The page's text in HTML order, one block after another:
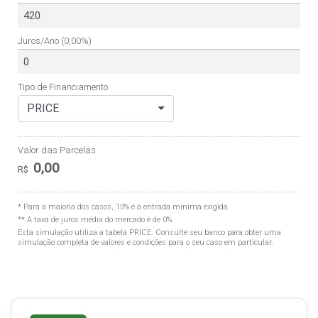
Juros/Ano (0,00%)
Tipo de Financiamento
PRICE
Valor das Parcelas
R$ 0,00
* Para a maioria dos casos, 10% é a entrada mínima exigida.
** A taxa de juros média do mercado é de 0%.
Esta simulação utiliza a tabela PRICE. Consulte seu banco para obter uma
simulação completa de valores e condições para o seu caso em particular.